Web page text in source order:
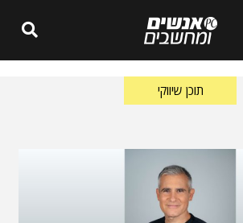
תוכן שיווקי